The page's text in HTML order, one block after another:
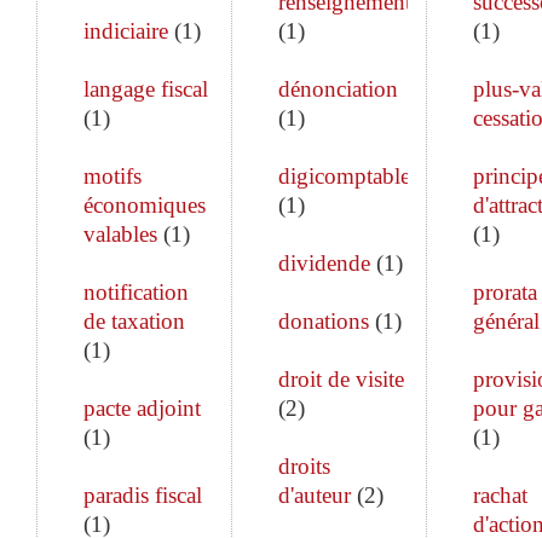
indiciaire (1)
langage fiscal
(1)
motifs
économiques
valables (1)
notification
de taxation
(1)
pacte adjoint
(1)
paradis fiscal
(1)
(1)
dénonciation
(1)
digicomptable
(1)
dividende(1)
donations(1)
droit de visite
(2)
droits
d'auteur(2)
(1)
plus-
(1)
prorata
général
pour
(1)
rachat